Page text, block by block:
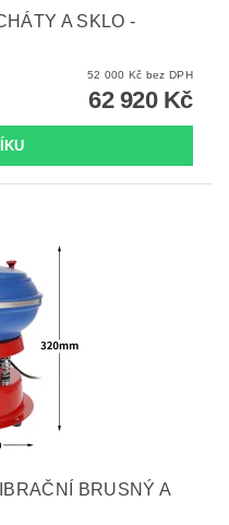
A SKLO -
52 000 Kč bez DPH
62 920 Kč
BRUSNÝ A